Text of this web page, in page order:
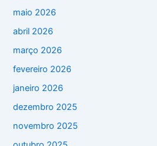
maio 2026
abril 2026
março 2026
fevereiro 2026
janeiro 2026
dezembro 2025
novembro 2025